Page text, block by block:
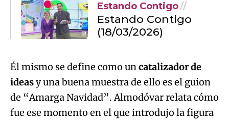
Estando Contigo
Estando Contigo
(18/03/2026)
Él mismo se define como uncatalizador de
ideasy una buena muestra de ello es el guion
de “Amarga Navidad”. Almodóvar relata cómo
fue ese momento en el que introdujo la figura